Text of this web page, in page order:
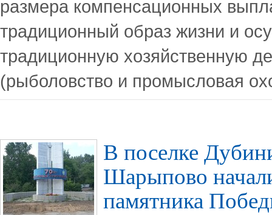
размера компенсационных
традиционный образ жизни и
традиционную хозяйственную
(рыболовство и промысловая
В поселке
Шарыпово
памятника